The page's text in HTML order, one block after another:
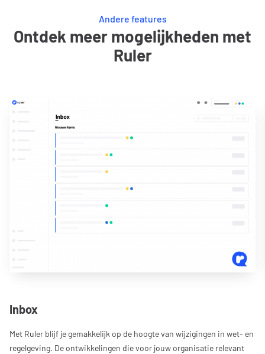
Andere features
Ontdek meer mogelijkheden met
Ruler
Inbox
Met Ruler blijf je gemakkelijk op de hoogte van wijzigingen in wet- en
regelgeving. De ontwikkelingen die voor jouw organisatie relevant